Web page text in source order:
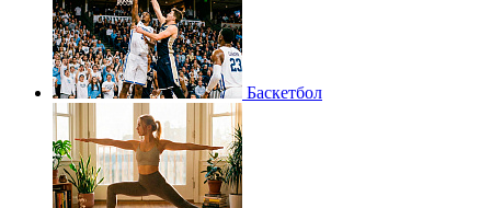
Баскетбол